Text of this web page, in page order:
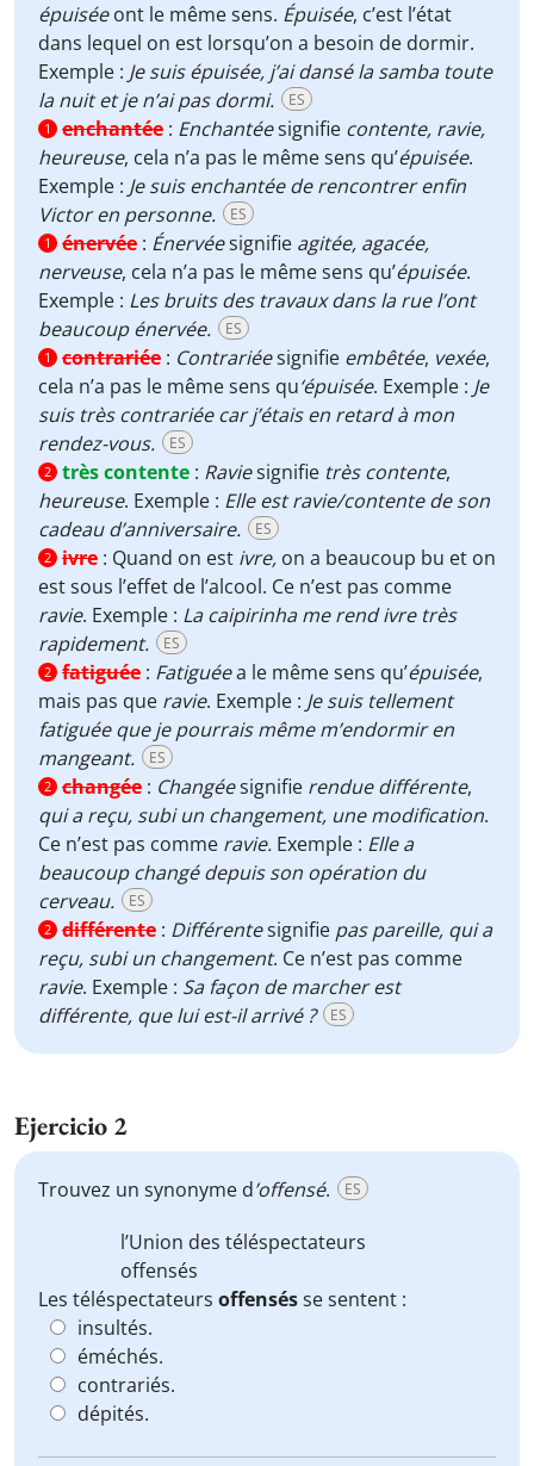
épuiséeont le même sens. Épuisée, c’est l’état
dans lequel on est lorsqu’on a besoin de dormir.
Exemple : Je suis épuisée, j’ai dansé la samba toute
la nuit et je n’ai pas dormi.
ES
1 enchantée : Enchantéesignifie contente, ravie,
heureuse, cela n’a pas le même sens qu’épuisée.
Exemple : Je suis enchantée de rencontrer enfin
Victor en personne.
ES
1 énervée : Énervéesignifie agitée, agacée,
nerveuse, cela n’a pas le même sens qu’épuisée.
Exemple : Les bruits des travaux dans la rue l’ont
beaucoup énervée.
ES
1 contrariée : Contrariéesignifie embêtée, vexée,
cela n’a pas le même sens qu‘épuisée. Exemple : Je
suis très contrariée car j’étais en retard à mon
rendez-vous.
ES
2 très contente : Raviesignifie très contente,
heureuse. Exemple : Elle est ravie/contente de son
cadeau d’anniversaire.
ES
2 ivre : Quand on est ivre, on a beaucoup bu et on
est sous l’effet de l’alcool. Ce n’est pas comme
ravie. Exemple : La caipirinha me rend ivre très
rapidement.
ES
2 fatiguée : Fatiguéea le même sens qu’épuisée,
mais pas que ravie. Exemple : Je suis tellement
fatiguée que je pourrais même m’endormir en
mangeant.
ES
2 changée : Changéesignifie rendue différente,
qui a reçu, subi un changement, une modification.
Ce n’est pas comme ravie. Exemple : Elle a
beaucoup changé depuis son opération du
cerveau.
ES
2 différente : Différentesignifie pas pareille, qui a
reçu, subi un changement. Ce n’est pas comme
ravie. Exemple : Sa façon de marcher est
différente, que lui est-il arrivé ?
ES
Ejercicio 2
Trouvez un synonyme d’offensé. ES
l’Union des téléspectateurs
offensés
Les téléspectateurs offensésse sentent :
insultés.
éméchés.
contrariés.
dépités.